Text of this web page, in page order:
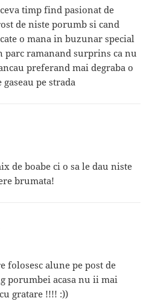
timp find pasionat de
de niste porumb si cand
o mana in buzunar special
ramanand surprins ca nu
preferand mai degraba o
gaseau pe strada
de boabe ci o sa le dau niste
brumata!
folosesc alune pe post de
porumbei acasa nu ii mai
gratare !!!! :))